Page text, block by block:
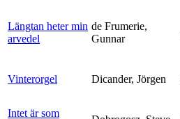
Längtan heter min
arvedel
de Frumerie,
Gunnar
Vinterorgel Dicander, Jörgen
Intet är som